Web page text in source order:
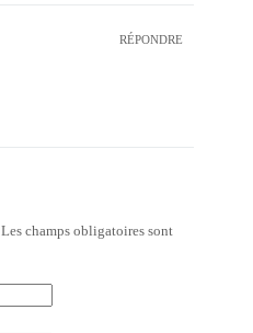
RÉPONDRE
Les champs obligatoires sont